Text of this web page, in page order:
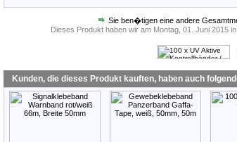
Sie ben�tigen eine andere
Dieses Produkt haben wir am Montag, 01. Juni 2015
Kunden, die dieses Produkt kauften, haben auch